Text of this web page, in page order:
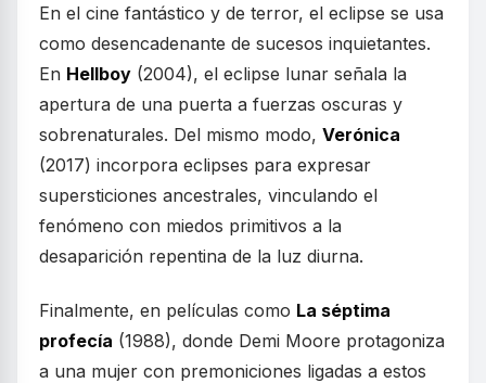
En el cine fantástico y de terror, el eclipse se usa
como desencadenante de sucesos inquietantes.
En Hellboy (2004), el eclipse lunar señala la
apertura de una puerta a fuerzas oscuras y
sobrenaturales. Del mismo modo, Verónica
(2017) incorpora eclipses para expresar
supersticiones ancestrales, vinculando el
fenómeno con miedos primitivos a la
desaparición repentina de la luz diurna.
Finalmente, en películas como La séptima
profecía (1988), donde Demi Moore protagoniza
a una mujer con premoniciones ligadas a estos